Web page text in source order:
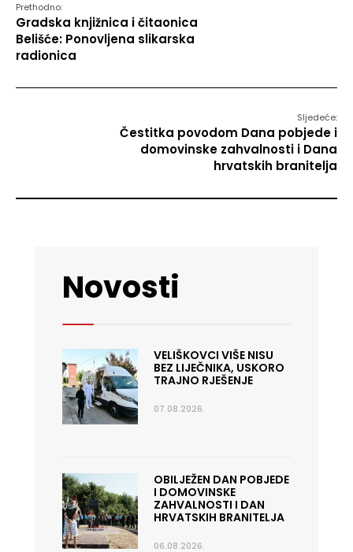
Prethodno:
Gradska knjižnica i čitaonica
Belišće: Ponovljena slikarska
radionica
Sljedeće:
Čestitka povodom Dana pobjede i
domovinske zahvalnosti i Dana
hrvatskih branitelja
Novosti
VELIŠKOVCI VIŠE NISU
BEZ LIJEČNIKA, USKORO
TRAJNO RJEŠENJE
07.08.2026.
OBILJEŽEN DAN POBJEDE
I DOMOVINSKE
ZAHVALNOSTI I DAN
HRVATSKIH BRANITELJA
06.08.2026.